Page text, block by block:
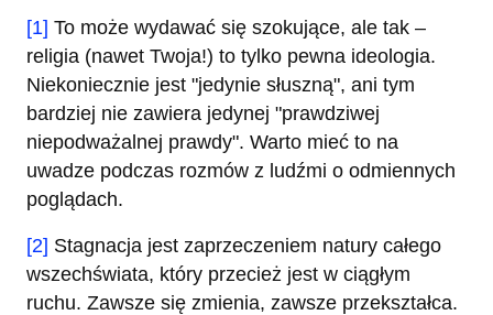
[1] To może wydawać się szokujące, ale tak –
religia (nawet Twoja!) to tylko pewna ideologia.
Niekoniecznie jest "jedynie słuszną", ani tym
bardziej nie zawiera jedynej "prawdziwej
niepodważalnej prawdy". Warto mieć to na
uwadze podczas rozmów z ludźmi o odmiennych
poglądach.
[2] Stagnacja jest zaprzeczeniem natury całego
wszechświata, który przecież jest w ciągłym
ruchu. Zawsze się zmienia, zawsze przekształca.